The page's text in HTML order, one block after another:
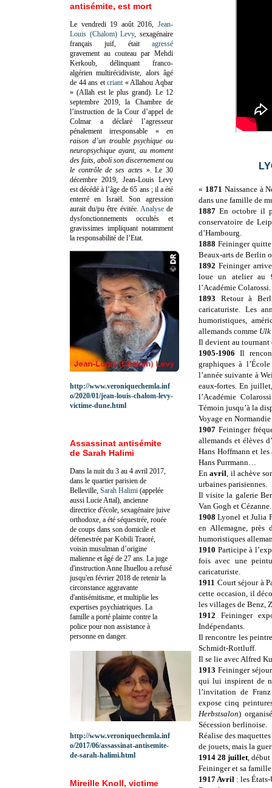
« 1871 Naissance à
dans une famille de
1887 En octobre il
conservatoire de
d’Hambourg.
1888Feininger
Beaux-arts de Berlin
1892 Feininger
loue un atelier au 9
l’Académie Colarossi.
1893 Retour à
caricaturiste. Les
humoristiques,
allemands comme Ulk
Il devient au tournant
1905-1906 Il
graphiques à
l’année suivante à
eaux-fortes. En
l’Académie
Témoin jusqu’à la
Voyage en
1907 Feininger
allemands et élèves
Hans Hoffmann et
Hans Purrmann…
Enavril , il achève
urbaines parisiennes.
Il visite la galerie
Van Gogh et Cézanne.
1908Lyonel et Julia
en Allemagne, près
humoristiques
1910 Participe à
fois avec une
caricaturiste.
1911 Court séjour à
cette occasion, il
les villages de Benz,
1912
Feininger
Indépendants.
Il rencontre les
Schmidt-Rottluff.
Il se lie avec Alfred
1913Feininger
qui lui inspirent de
l’invitation de
expose cinq
Herbstsalon)
Sécession berlinoise.
Réalise des
de jouets, mais la
1914 28 juillet ,
Feininger et sa
1917 Avril : les
antisémite, est mort
Le vendredi 19 août 2016, Jean-
Louis (Chalom) Levy, sexagénaire
français juif, était agressé
gravement au couteau par Mehdi
Kerkoub, délinquant franco-
algérien multirécidiviste, alors âgé
de 44 ans etcriant « Allahou Aqbar
» (Allah est le plus grand). Le 12
septembre 2019, la Chambre de
l’instruction de la Cour d’appel de
Colmar a déclaré l’agresseur
pénalement irresponsable «en
raison d’un trouble psychique ou
neuropsychique ayant, au moment
des faits, aboli son discernement ou
le contrôle de ses actes». Le 30
décembre 2019, Jean-Louis Levy
est décédé à l’âge de 65 ans ; il a été
enterré en Israël. Son agression
aurait du/pu être évitée. Analysede
dysfonctionnements occultés et
gravissimes impliquant notamment
la responsabilité de l’Etat.
http://www.veroniquechemla.inf
o/2020/01/jean-louis-chalom-levy-
victime-dune.html
Assassinat antisémite
de Sarah Halimi
Dans la nuit du 3 au 4 avril 2017,
dans le quartier parisien de
Belleville, Sarah Halimi (appelée
aussi Lucie Attal), ancienne
directrice d'école, sexagénaire juive
orthodoxe, a été séquestrée, rouée
de coups dans son domicile et
défenestrée par Kobili Traoré,
voisin musulman d’origine
malienne et âgé de 27 ans. La juge
d'instruction Anne Ihuellou a refusé
jusqu'en février 2018 de retenir la
circonstance aggravante
d'antisémitisme, et multiplie les
expertises psychiatriques. La
famille a porté plainte contre la
police pour non assistance à
personne en danger.
http://www.veroniquechemla.inf
o/2017/06/assassinat-antisemite-
de-sarah-halimi.html
Mireille Knoll, victime